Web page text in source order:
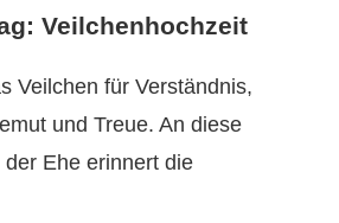
Veilchenhochzeit
Veilchen für Verständnis,
und Treue. An diese
Ehe erinnert die